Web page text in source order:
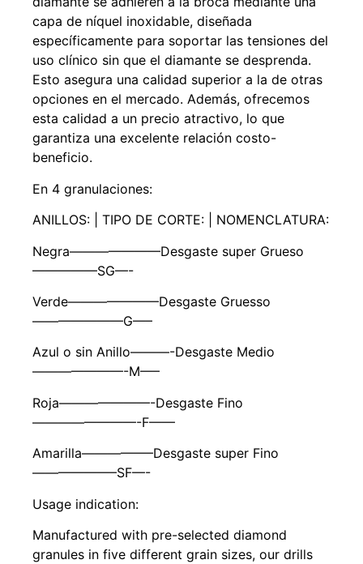
capa de níquel inoxidable, diseñada
específicamente para soportar las tensiones del
uso clínico sin que el diamante se desprenda.
Esto asegura una calidad superior a la de otras
opciones en el mercado. Además, ofrecemos
esta calidad a un precio atractivo, lo que
garantiza una excelente relación costo-
beneficio.
En 4 granulaciones:
ANILLOS: | TIPO DE CORTE: | NOMENCLATURA:
Negra———————Desgaste super Grueso
—————SG—-
Verde———————Desgaste Gruesso
———————G—–
Azul o sin Anillo———-Desgaste Medio
———————-M—–
Roja———————-Desgaste Fino
————————-F——
Amarilla—————–Desgaste super Fino
——————–SF—-
Usage indication:
Manufactured with pre-selected diamond
granules in five different grain sizes, our drills